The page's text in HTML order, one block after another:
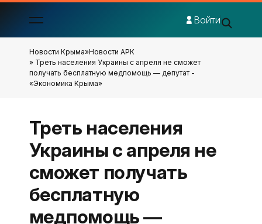
Войти
Новости Крыма»Новости АРК
» Треть населения Украины с апреля не сможет
получать бесплатную медпомощь — депутат -
«Экономика Крыма»
Треть населения
Украины с апреля не
сможет получать
бесплатную
медпомощь —